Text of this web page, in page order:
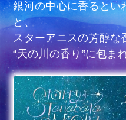
銀河の中心に香るとい
と、
スターアニスの芳醇な
“天の川の香り”に包ま